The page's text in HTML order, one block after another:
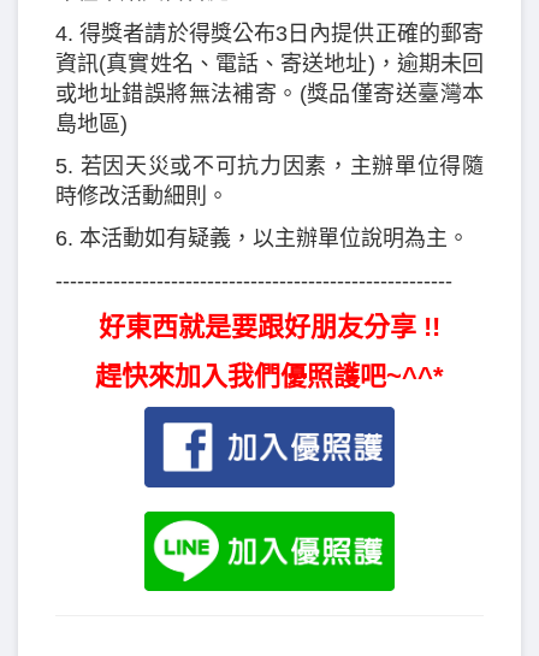
4. 得獎者請於得獎公布3日內提供正確的郵寄
資訊(真實姓名、電話、寄送地址)，逾期未回
或地址錯誤將無法補寄。(獎品僅寄送臺灣本
島地區)
5. 若因天災或不可抗力因素，主辦單位得隨
時修改活動細則。
6. 本活動如有疑義，以主辦單位說明為主。
-------------------------------------------------------
好東西就是要跟好朋友分享 !!
趕快來加入我們優照護吧~^^*